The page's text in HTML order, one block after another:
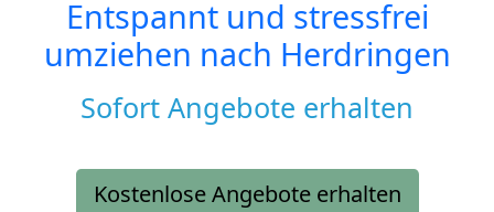
Entspannt und stressfrei
umziehen nach Herdringen
Sofort Angebote erhalten
Kostenlose Angebote erhalten